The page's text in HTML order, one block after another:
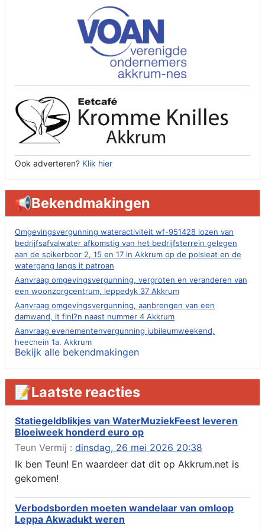
Ook adverteren? Klik hier
📢Bekendmakingen
Omgevingsvergunning wateractiviteit wf-951428 lozen van
bedrijfsafvalwater afkomstig van het bedrijfsterrein gelegen
aan de spikerboor 2, 15 en 17 in Akkrum op de polsleat en de
watergang langs it patroan
Aanvraag omgevingsvergunning, vergroten en veranderen van
een woonzorgcentrum, leppedyk 37 Akkrum
Aanvraag omgevingsvergunning, aanbrengen van een
damwand, it finl?n naast nummer 4 Akkrum
Aanvraag evenementenvergunning jubileumweekend,
heechein 1a, Akkrum
Verlening omgevingsvergunning, tijdelijk gebruik openbare
ruimte 02-10 t/m 02-11-2026, sitadel voor nr 6 te Akkrum
Aanvraag omgevingsvergunning, tijdelijk gebruik openbare
ruimte 02-10 t/m 02-11-2026, sitadel voor nr 6 te Akkrum
Verlenging beslistermijn aanvraag omgevingsvergunning,
heechein 28, 8491 em Akkrum
Aanvraag omgevingsvergunning, veranderen van een woning
(voordeur en dakkapel), boarnsterdyk 75 Akkrum
Aanvraag omgevingsvergunning wateractiviteit wf-1012586
aanbrengen van asfalt t.b.v. onderhoud fietspad t.h.v
boarnsterdyk, Akkrum
Locatiestudie Akkrum
Verlening ontheffing geluid, boarnsw?l Akkrum
Kennisgeving vergunningaanvraag voor het -bouwwerken,
Bekijk alle bekendmakingen
📝Laatste reacties
Statiegeldblikjes van WaterMuziekFeest leveren
Bloeiweek honderd euro op
Teun Vermij : dinsdag, 26 mei 2026 20:38
Ik ben Teun! En waardeer dat dit op Akkrum.net is
gekomen!
Verbodsborden moeten wandelaar van omloop
Leppa Akwadukt weren